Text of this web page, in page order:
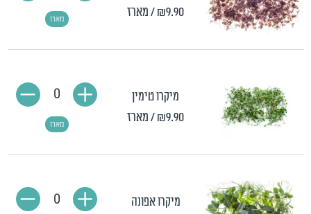
₪9.90/ מארז מארז
מיקרו טימין
₪9.90/ מארז מארז
0
מיקרו אפונה
0